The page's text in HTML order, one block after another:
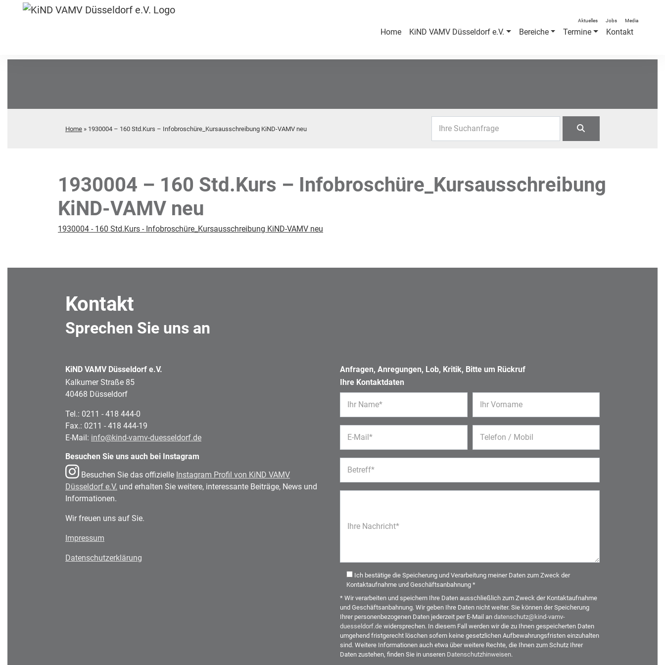
Home » 1930004 – 160 Std.Kurs – Infobroschüre_Kursausschreibung KiND-VAMV neu Ihre Suchanfrage
1930004 – 160 Std.Kurs – Infobroschüre_Kursausschreibung
KiND-VAMV neu
1930004 - 160 Std.Kurs - Infobroschüre_Kursausschreibung KiND-VAMV neu
Kontakt
Sprechen Sie uns an
KiND VAMV Düsseldorf e.V.
Kalkumer Straße 85
40468 Düsseldorf
Tel.: 0211 - 418 444-0
Fax.: 0211 - 418 444-19
E-Mail: info@kind-vamv-duesseldorf.de
Besuchen Sie uns auch bei Instagram
Besuchen Sie das offizielle Instagram Profil von KiND VAMV
Düsseldorf e.V. und erhalten Sie weitere, interessante Beiträge, News und
Informationen.
Wir freuen uns auf Sie.
Impressum
Datenschutzerklärung
Anfragen, Anregungen, Lob, Kritik, Bitte um Rückruf
Ihre Kontaktdaten
Ihr Name* Ihr Vorname
E-Mail* Telefon / Mobil
Betreff*
Ihre Nachricht*
Ich bestätige die Speicherung und Verarbeitung meiner Daten zum Zweck der
Kontaktaufnahme und Geschäftsanbahnung *
* Wir verarbeiten und speichern Ihre Daten ausschließlich zum Zweck der Kontaktaufnahme
und Geschäftsanbahnung. Wir geben Ihre Daten nicht weiter. Sie können der Speicherung
Ihrer personenbezogenen Daten jederzeit per E-Mail an datenschutz@kind-vamv-
duesseldorf.de widersprechen. In diesem Fall werden wir die zu Ihnen gespeicherten Daten
umgehend fristgerecht löschen sofern keine gesetzlichen Aufbewahrungsfristen einzuhalten
sind. Weitere Informationen auch etwa über weitere Rechte, die Ihnen zum Schutz Ihrer
Daten zustehen, finden Sie in unseren Datenschutzhinweisen.
Aktuelles Jobs Media
Home KiND VAMV Düsseldorf e.V. Bereiche Termine Kontakt